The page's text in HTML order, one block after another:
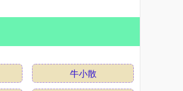
牛小散